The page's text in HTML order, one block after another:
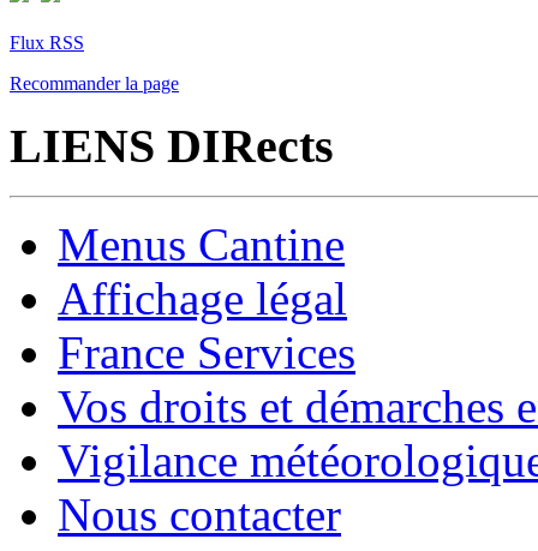
Flux RSS
Recommander la page
LIENS DIRects
Menus Cantine
Affichage légal
France Services
Vos droits et démarches
Vigilance
Nous contacter